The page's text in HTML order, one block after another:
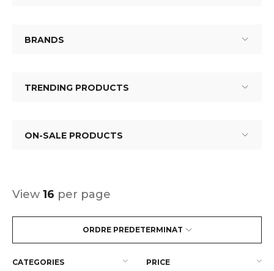
BRANDS
TRENDING PRODUCTS
ON-SALE PRODUCTS
ORDRE PREDETERMINAT
View 16 per page
CATEGORIES PRICE